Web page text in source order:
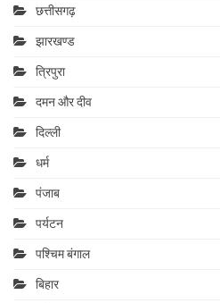
छत्तीसगढ़
झारखण्ड
त्रिपुरा
दमन और दीव
दिल्ली
धर्म
पंजाब
पर्यटन
पश्चिम बंगाल
बिहार